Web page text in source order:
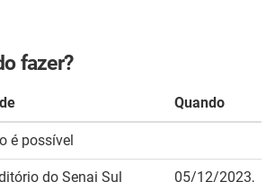
fazer?
Quando
é possível
do Senai Sul
05/12/2023,